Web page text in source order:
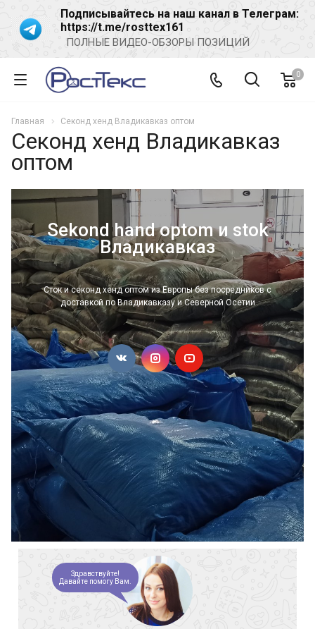
Подписывайтесь на наш канал в Телеграм:
https://t.me/rosttex161
ПОЛНЫЕ ВИДЕО-ОБЗОРЫ ПОЗИЦИЙ
0
Главная Секонд хенд Владикавказ оптом
Секонд хенд Владикавказ
оптом
Sekond hand optom и stok
Владикавказ
Сток и секонд хенд оптом из Европы без посредников с
доставкой по Владикавказу и Северной Осетии
Здравствуйте!
Давайте помогу Вам.